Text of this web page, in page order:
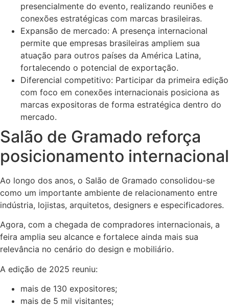
presencialmente do evento, realizando reuniões e
conexões estratégicas com marcas brasileiras.
Expansão de mercado: A presença internacional
permite que empresas brasileiras ampliem sua
atuação para outros países da América Latina,
fortalecendo o potencial de exportação.
Diferencial competitivo: Participar da primeira edição
com foco em conexões internacionais posiciona as
marcas expositoras de forma estratégica dentro do
mercado.
Salão de Gramado reforça
posicionamento internacional
Ao longo dos anos, o Salão de Gramado consolidou-se
como um importante ambiente de relacionamento entre
indústria, lojistas, arquitetos, designers e especificadores.
Agora, com a chegada de compradores internacionais, a
feira amplia seu alcance e fortalece ainda mais sua
relevância no cenário do design e mobiliário.
A edição de 2025 reuniu:
mais de 130 expositores;
mais de 5 mil visitantes;